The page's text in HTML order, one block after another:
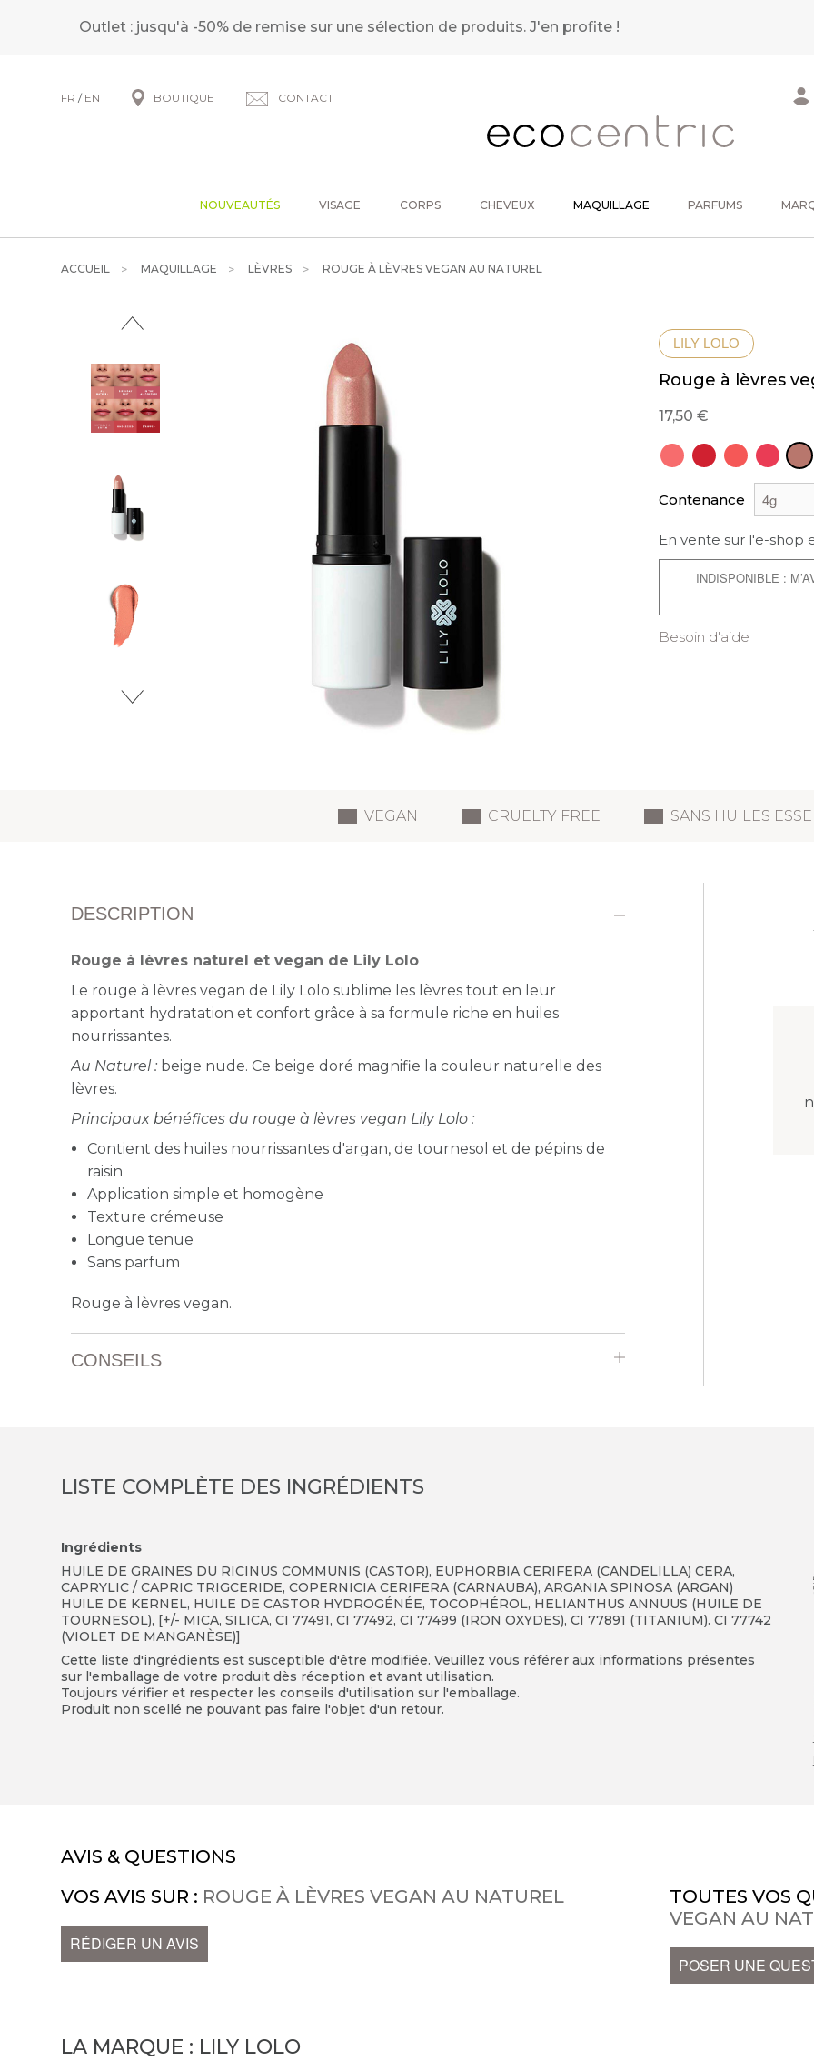
Outlet : jusqu'à -50% de remise sur une sélection de produits.J'en profite !
FR / EN BOUTIQUE CONTACT
NOUVEAUTÉS VISAGE CORPS CHEVEUX MAQUILLAGE PARFUMS
ACCUEIL MAQUILLAGE LÈVRES ROUGE À LÈVRES VEGAN AU NATUREL
LILY LOLO
Rouge à lèvres
17,50
Contenance
En vente sur l'e-shop
INDISPONIBLE :
Besoin d'aide
VEGAN CRUELTY FREE SANS HUILES
DESCRIPTION
Rouge à lèvres naturel et vegan de Lily Lolo
Le rouge à lèvres vegan de Lily Lolo sublime les lèvres tout en leur
apportant hydratation et confort grâce à sa formule riche en huiles
nourrissantes.
Au Naturel : beige nude. Ce beige doré magnifie la couleur naturelle des
lèvres.
Principaux bénéfices du rouge à lèvres vegan Lily Lolo :
Contient des huiles nourrissantes d'argan, de tournesol et de pépins de
raisin
Application simple et homogène
Texture crémeuse
Longue tenue
Sans parfum
Rouge à lèvres vegan.
CONSEILS
LISTE COMPLÈTE DES INGRÉDIENTS
Ingrédients
HUILE DE GRAINES DU RICINUS COMMUNIS (CASTOR), EUPHORBIA CERIFERA (CANDELILLA) CERA,
CAPRYLIC / CAPRIC TRIGCERIDE, COPERNICIA CERIFERA (CARNAUBA), ARGANIA SPINOSA (ARGAN)
HUILE DE KERNEL, HUILE DE CASTOR HYDROGÉNÉE, TOCOPHÉROL, HELIANTHUS ANNUUS (HUILE DE
TOURNESOL), [+/- MICA, SILICA, CI 77491, CI 77492, CI 77499 (IRON OXYDES), CI 77891 (TITANIUM). CI 77742
(VIOLET DE MANGANÈSE)]
Cette liste d'ingrédients est susceptible d'être modifiée. Veuillez vous référer aux informations présentes
sur l'emballage de votre produit dès réception et avant utilisation.
Toujours vérifier et respecter les conseils d'utilisation sur l'emballage.
Produit non scellé ne pouvant pas faire l'objet d'un retour.
AVIS & QUESTIONS
VOS AVIS SUR : ROUGE À LÈVRES VEGAN AU NATUREL
RÉDIGER UN AVIS
TOUTES VOS
VEGAN AU
POSER UNE
LA MARQUE : LILY LOLO